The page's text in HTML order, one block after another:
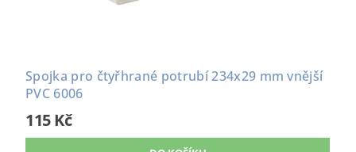
Spojka pro čtyřhrané potrubí 234x29 mm vnější
PVC 6006
115 Kč